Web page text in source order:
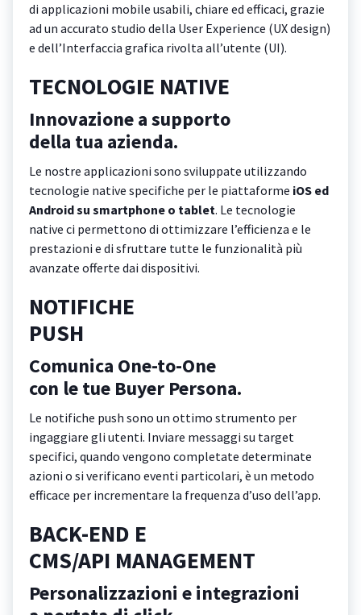
di applicazioni mobile usabili, chiare ed efficaci, grazie
ad un accurato studio della User Experience (UX design)
e dell’Interfaccia grafica rivolta all’utente (UI).
TECNOLOGIE NATIVE
Innovazione a supporto
della tua azienda.
Le nostre applicazioni sono sviluppate utilizzando
tecnologie native specifiche per le piattaforme iOS ed
Android su smartphone o tablet. Le tecnologie
native ci permettono di ottimizzare l’efficienza e le
prestazioni e di sfruttare tutte le funzionalità più
avanzate offerte dai dispositivi.
NOTIFICHE
PUSH
Comunica One-to-One
con le tue Buyer Persona.
Le notifiche push sono un ottimo strumento per
ingaggiare gli utenti. Inviare messaggi su target
specifici, quando vengono completate determinate
azioni o si verificano eventi particolari, è un metodo
efficace per incrementare la frequenza d’uso dell’app.
BACK-END E
CMS/API MANAGEMENT
Personalizzazioni e integrazioni